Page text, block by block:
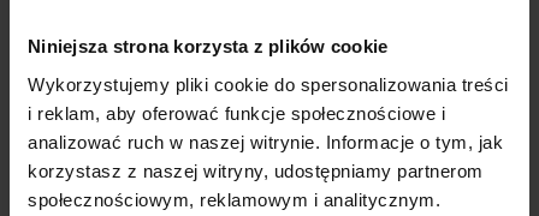
Niniejsza strona korzysta z plików cookie
Wykorzystujemy pliki cookie do spersonalizowania treści
i reklam, aby oferować funkcje społecznościowe i
analizować ruch w naszej witrynie. Informacje o tym, jak
korzystasz z naszej witryny, udostępniamy partnerom
społecznościowym, reklamowym i analitycznym.
niezwykły sposób rozprasza strumień światła.
Złoty kolor delikatnie przebija przez kryształy, co tworzy
wspaniały efekt dekoracyjny.
Trzy okręgi o różnych rozmiarach zawieszono na cienkich linkach z
możliwością regulacji wysokości,